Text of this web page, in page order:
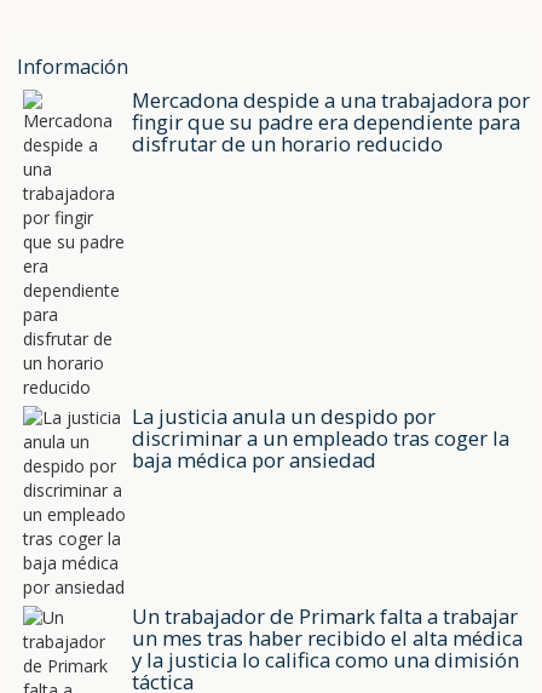
Información
Mercadona despide a una trabajadora por
fingir que su padre era dependiente para
disfrutar de un horario reducido
La justicia anula un despido por
discriminar a un empleado tras coger la
baja médica por ansiedad
Un trabajador de Primark falta a trabajar
un mes tras haber recibido el alta médica
y la justicia lo califica como una dimisión
táctica